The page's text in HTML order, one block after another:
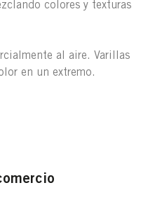
colores y texturas
al aire. Varillas
en un extremo.